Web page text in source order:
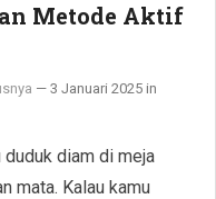
Metode Aktif
— 3 Januari 2025 in
diam di meja
mata. Kalau kamu